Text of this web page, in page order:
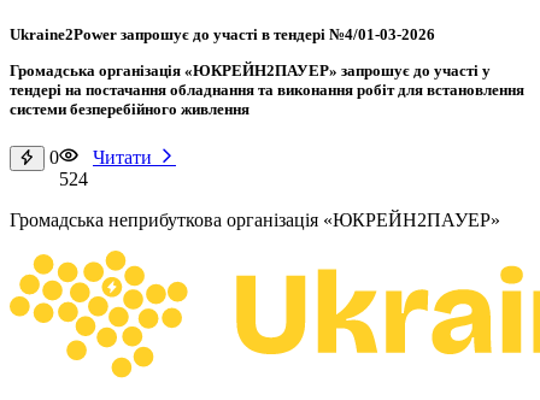
Ukraine2Power запрошує до участі в тендері №4/01-03-2026
Громадська організація «ЮКРЕЙН2ПАУЕР» запрошує до участі у
тендері на постачання обладнання та виконання робіт для встановлення
системи безперебійного живлення
0
524
Читати
Громадська неприбуткова організація «ЮКРЕЙН2ПАУЕР»